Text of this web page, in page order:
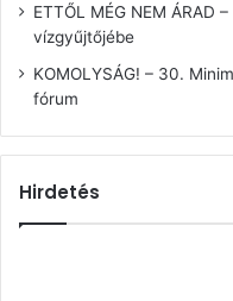
ETTŐL MÉG NEM ÁRAD
vízgyűjtőjébe
KOMOLYSÁG! – 30.
fórum
Hirdetés